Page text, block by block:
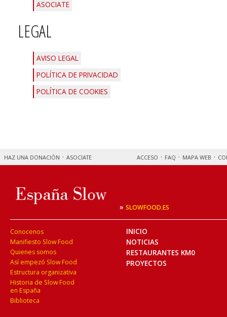
ASOCIATE
LEGAL
AVISO LEGAL
POLÍTICA DE PRIVACIDAD
POLÍTICA DE COOKIES
HAZ UNA DONACIÓN ASOCIATE ACCESO FAQ MAPA WEB
» SLOWFOOD.ES
Conocenos
Manifiesto Slow Food
Quienes somos
Así empezó Slow Food
Estructura organizativa
Historia de Slow Food
en España
Biblioteca
INICIO
NOTICIAS
RESTAURANTES KM0
PROYECTOS